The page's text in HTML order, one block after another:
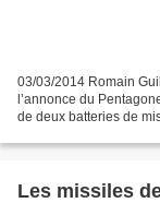
03/03/2014 Romain
l’annonce du
de deux batteries de
Les missiles